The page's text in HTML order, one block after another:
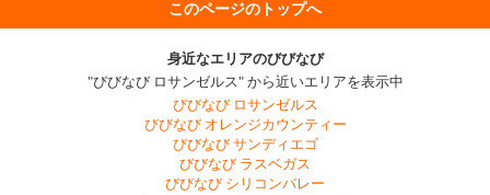
このページのトップへ
身近なエリアのびびなび
"びびなび ロサンゼルス" から近いエリアを表示中
びびなび ロサンゼルス
びびなび オレンジカウンティー
びびなび サンディエゴ
びびなび ラスベガス
びびなび シリコンバレー